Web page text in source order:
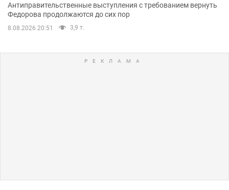
Антиправительственные выступления с требованием вернуть
Федорова продолжаются до сих пор
8.08.2026 20:51 3,9 т.